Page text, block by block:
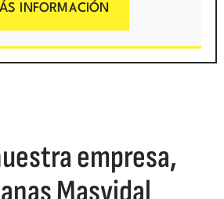
INFORMACIÓN
empresa,